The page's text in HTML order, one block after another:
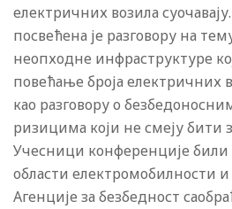
електричних возила
посвећена је разговору на
неопходне инфраструктуре
повећање броја електричних
као разговору о
ризицима који не смеју бити
Учесници конференције
области електромобилности
Агенције за безбедност